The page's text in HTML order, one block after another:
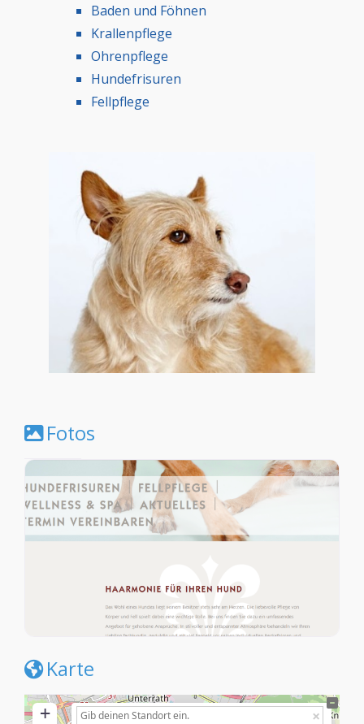
Baden und Föhnen
Krallenpflege
Ohrenpflege
Hundefrisuren
Fellpflege
Fotos
Karte
+